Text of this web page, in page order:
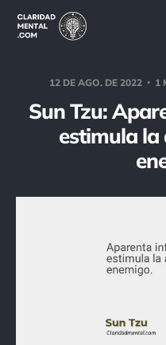
12 DE AGO. DE 2022 1
Sun Tzu:
estimula